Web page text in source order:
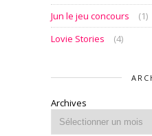
Jun le jeu concours
(1)
Lovie Stories
(4)
Archives